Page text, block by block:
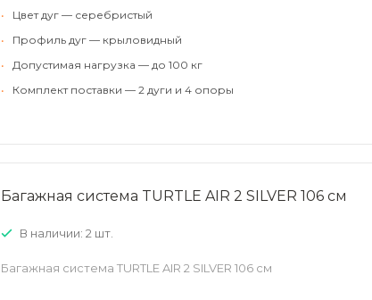
•
Цвет дуг — серебристый
•
Профиль дуг — крыловидный
•
Допустимая нагрузка — до 100 кг
•
Комплект поставки — 2 дуги и 4 опоры
Багажная система TURTLE AIR 2 SILVER 106 см
В наличии: 2 шт.
Багажная система TURTLE AIR 2 SILVER 106 см